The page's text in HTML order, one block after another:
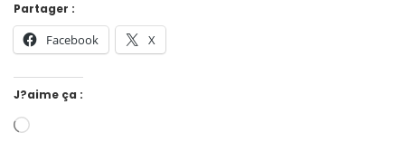
Partager :
Facebook X
J?aime ça :